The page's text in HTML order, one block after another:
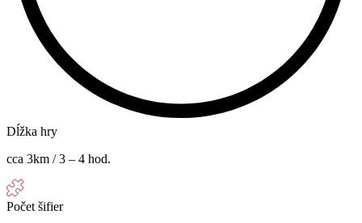
Dĺžka hry
cca 3km / 3 – 4 hod.
Počet šifier